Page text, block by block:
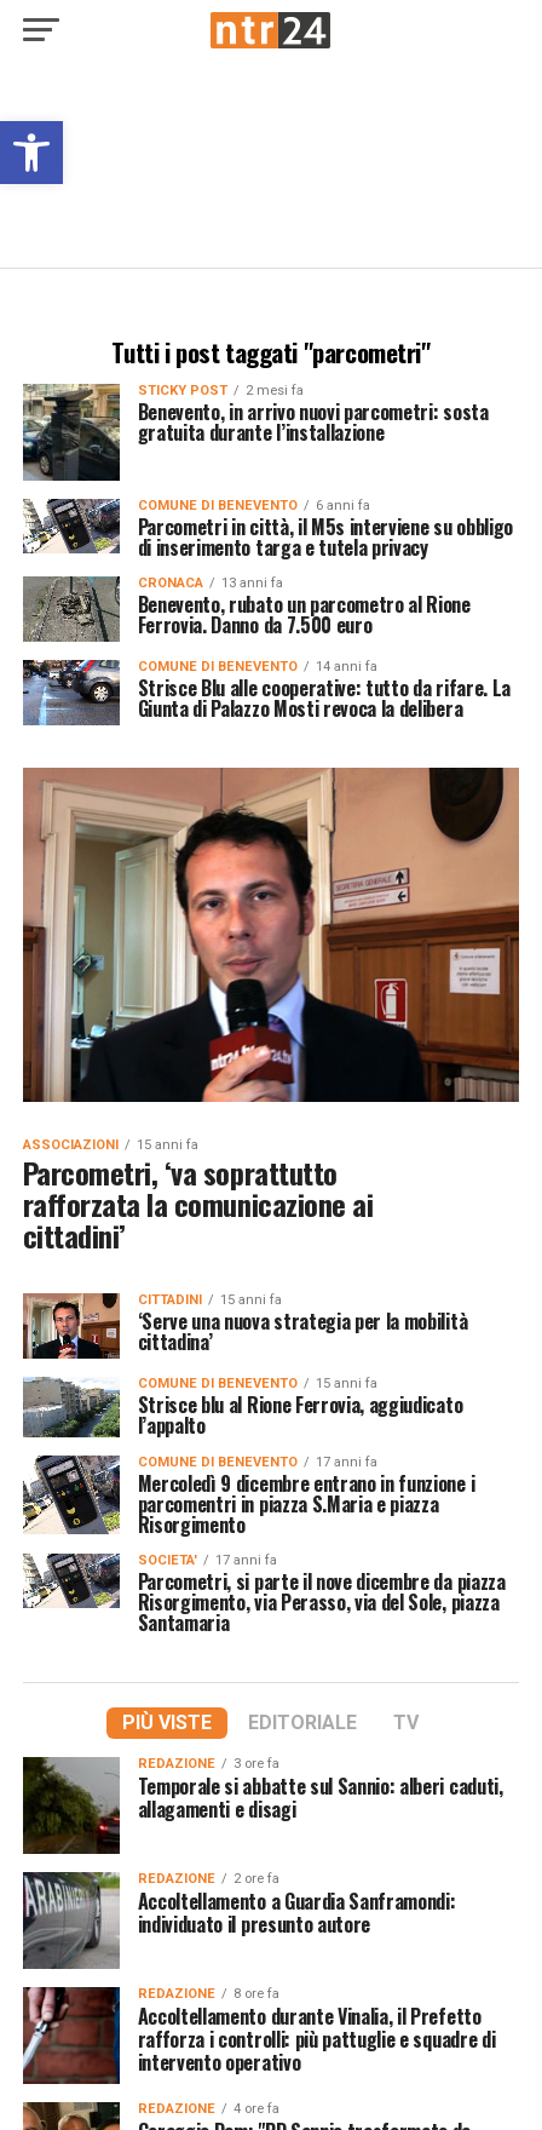
Open toolbar
Tutti i post taggati "parcometri"
STICKY POST 2 mesi fa
Benevento, in arrivo nuovi parcometri: sosta
gratuita durante l’installazione
COMUNE DI BENEVENTO 6 anni fa
Parcometri in città, il M5s interviene su obbligo
di inserimento targa e tutela privacy
CRONACA 13 anni fa
Benevento, rubato un parcometro al Rione
Ferrovia. Danno da 7.500 euro
COMUNE DI BENEVENTO 14 anni fa
Strisce Blu alle cooperative: tutto da rifare. La
Giunta di Palazzo Mosti revoca la delibera
ASSOCIAZIONI 15 anni fa
Parcometri, ‘va soprattutto
rafforzata la comunicazione ai
cittadini’
CITTADINI 15 anni fa
‘Serve una nuova strategia per la mobilità
cittadina’
COMUNE DI BENEVENTO 15 anni fa
Strisce blu al Rione Ferrovia, aggiudicato
l’appalto
COMUNE DI BENEVENTO 17 anni fa
Mercoledì 9 dicembre entrano in funzione i
parcomentri in piazza S.Maria e piazza
Risorgimento
SOCIETA' 17 anni fa
Parcometri, si parte il nove dicembre da piazza
Risorgimento, via Perasso, via del Sole, piazza
Santamaria
PIÙ VISTE EDITORIALE TV
REDAZIONE 3 ore fa
Temporale si abbatte sul Sannio: alberi caduti,
allagamenti e disagi
REDAZIONE 2 ore fa
Accoltellamento a Guardia Sanframondi:
individuato il presunto autore
REDAZIONE 8 ore fa
Accoltellamento durante Vinalia, il Prefetto
rafforza i controlli: più pattuglie e squadre di
intervento operativo
REDAZIONE 4 ore fa